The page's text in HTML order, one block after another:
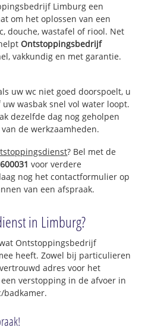
Limburg een
om het oplossen van een
douche, wastafel of riool. Net
Ontstoppingsbedrijf
vakkundig en met garantie.
uw wc niet goed doorspoelt, u
wasbak snel vol water loopt.
dezelfde dag nog geholpen
de werkzaamheden.
? Bel met de
voor verdere
nog het contactformulier op
van een afspraak.
in Limburg?
Ontstoppingsbedrijf
heeft. Zowel bij particulieren
adres voor het
verstopping in de afvoer in
badkamer.